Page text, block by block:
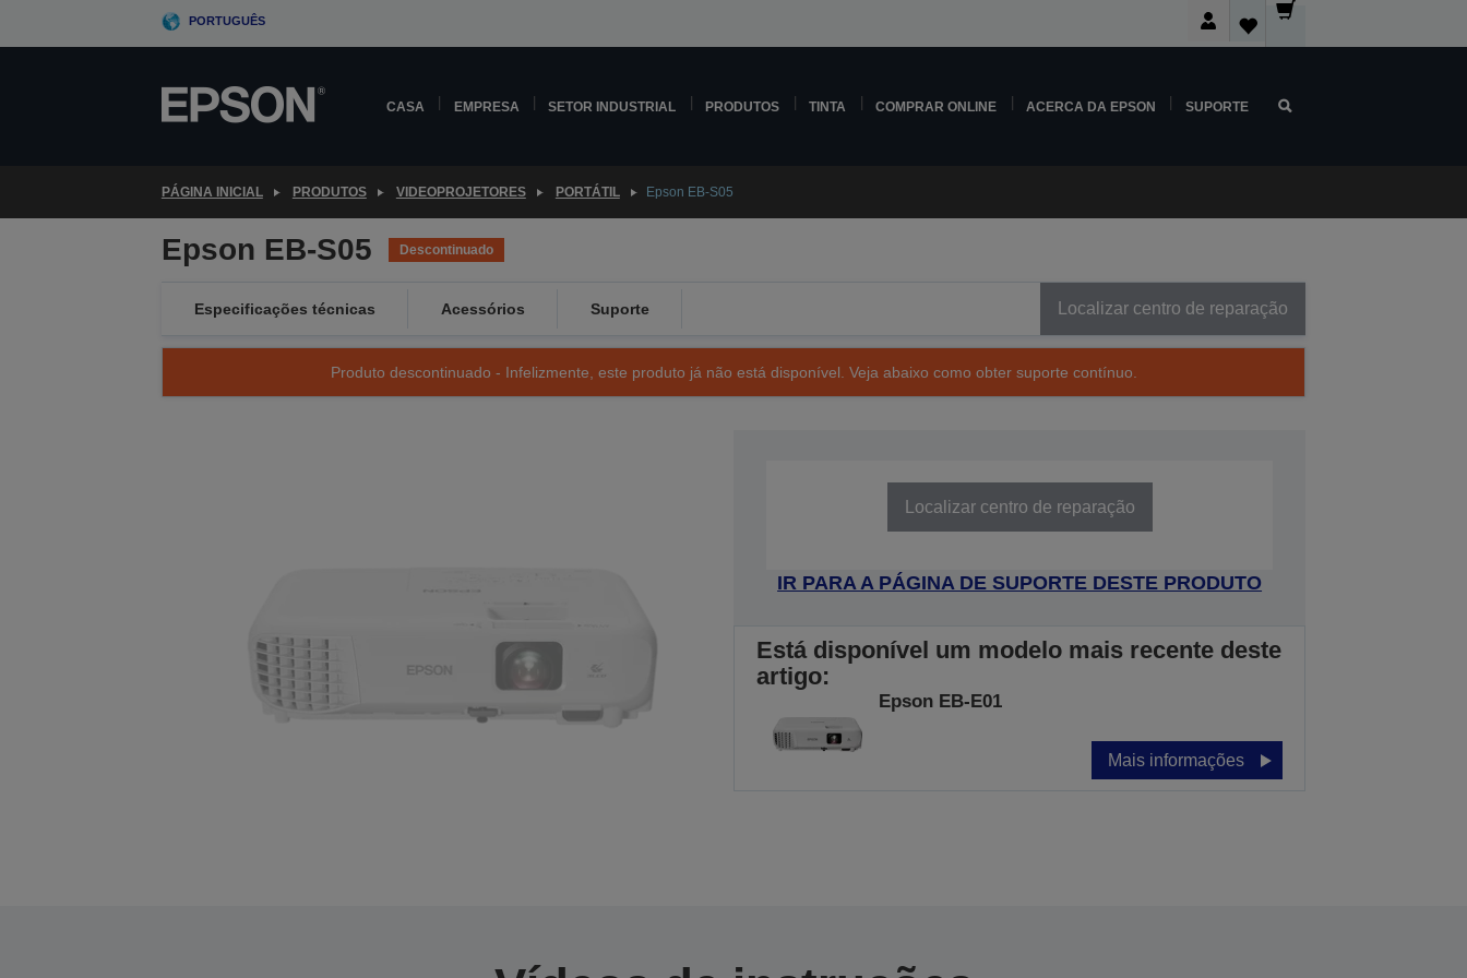
PORTUGUÊS
CASA EMPRESA SETOR INDUSTRIAL PRODUTOS TINTA COMPRAR ONLINE ACERCA DA EPSON SUPORTE
PÁGINA INICIAL PRODUTOS VIDEOPROJETORES PORTÁTIL Epson EB-S05
Epson EB-S05 Descontinuado
Especificações técnicas Acessórios Suporte Localizar centro de reparação
Produto descontinuado - Infelizmente, este produto já não está disponível. Veja abaixo como obter suporte contínuo.
Localizar centro de reparação
IR PARA A PÁGINA DE SUPORTE DESTE PRODUTO
Está disponível um modelo mais recente deste
artigo:
Epson EB-E01
Mais informações